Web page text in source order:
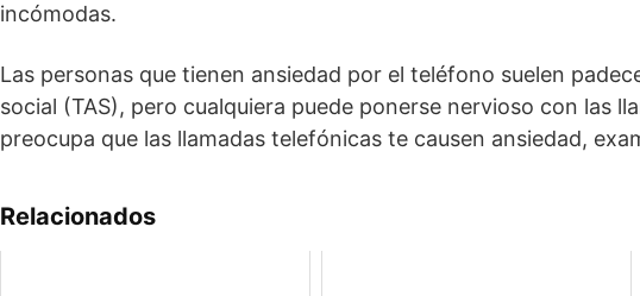
incómodas.
Las personas que tienen ansiedad por el teléfono suelen
social (TAS), pero cualquiera puede ponerse nervioso con las
preocupa que las llamadas telefónicas te causen ansiedad,
Relacionados